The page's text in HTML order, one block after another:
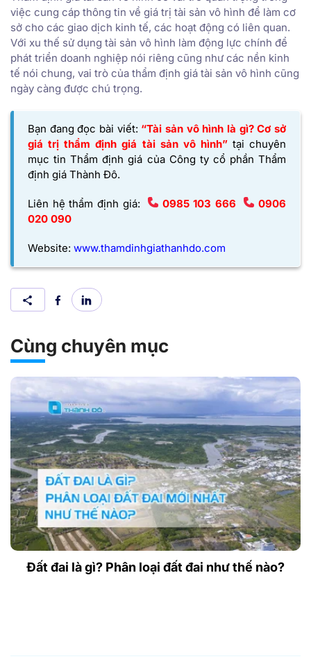
việc cung cáp thông tin về giá trị tài sản vô hình để làm cơ
sở cho các giao dịch kinh tế, các hoạt động có liên quan.
Với xu thế sử dụng tài sản vô hình làm động lực chính để
phát triển doanh nghiệp nói riêng cũng như các nền kinh
tế nói chung, vai trò của thẩm định giá tài sản vô hình cũng
ngày càng được chú trọng.
Bạn đang đọc bài viết: “Tài sản vô hình là gì? Cơ sở
giá trị thẩm định giá tài sản vô hình” tại chuyên
mục tin Thẩm định giá của Công ty cổ phần Thẩm
định giá Thành Đô.
Liên hệ thẩm định giá: 0985 103 666
0906
020 090
Website: www.thamdinhgiathanhdo.com
Cùng chuyên mục
Đất đai là gì? Phân loại đất đai như thế nào?